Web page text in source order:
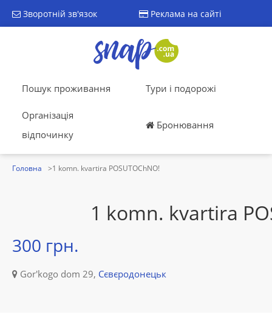
Зворотній зв'язок Реклама на сайті
Пошук проживання Тури і подорожі
Організація
відпочинку
Бронювання
Головна 1 komn. kvartira POSUTOChNO!
1 komn. kvartira
300 грн.
Gor'kogo dom 29, Сєвєродонецьк